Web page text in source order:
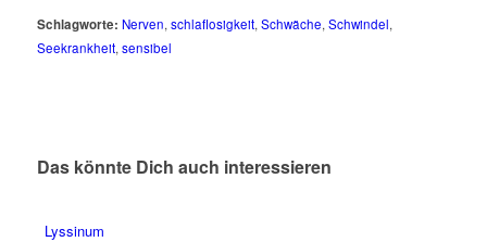
Schlagworte: Nerven, schlaflosigkeit, Schwäche, Schwindel,
Seekrankheit, sensibel
Das könnte Dich auch interessieren
Lyssinum